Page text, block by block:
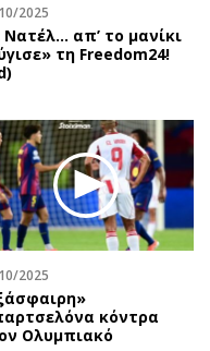
2025
απ’ το μανίκι
τη Freedom24!
2025
κόντρα
Ολυμπιακό